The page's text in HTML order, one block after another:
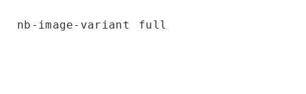
nb-image-variant full